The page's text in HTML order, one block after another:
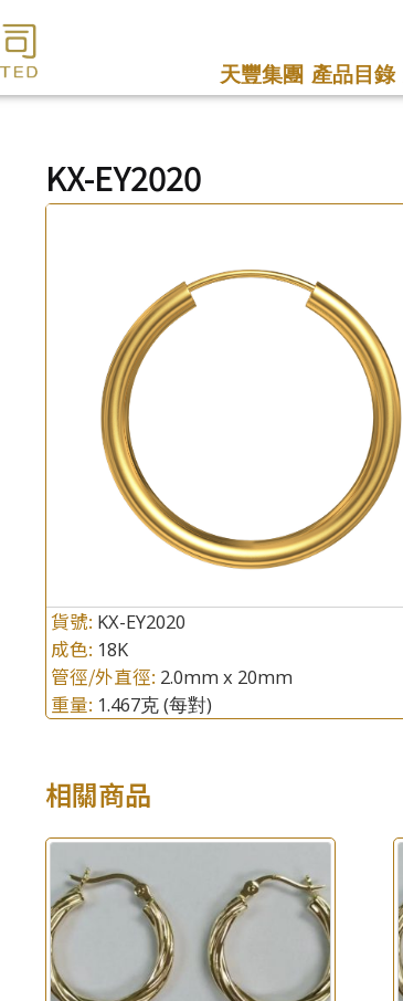
天豐集團 產品目錄
KX-EY2020
產品查詢
公司名稱
查詢以下產品
貨號: KX-EY2020
成色: 18K
管徑/外直徑: 2.0mm x 20mm
重量: 1.467克(每對)
相關商品